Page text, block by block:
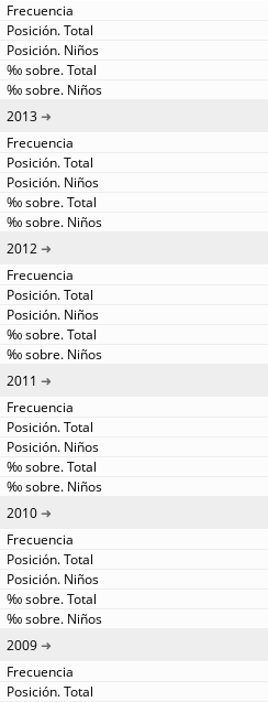
2013
2012
2011
2010
2009